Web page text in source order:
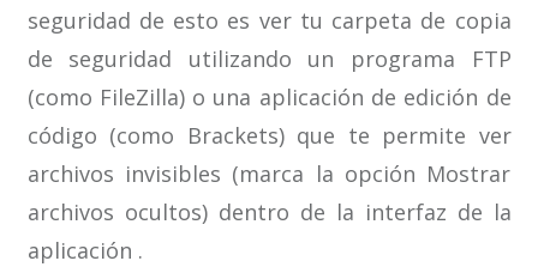
seguridad de esto es ver tu carpeta de copia
de seguridad utilizando un programa FTP
(como FileZilla) o una aplicación de edición de
código (como Brackets) que te permite ver
archivos invisibles (marca la opción Mostrar
archivos ocultos) dentro de la interfaz de la
aplicación .